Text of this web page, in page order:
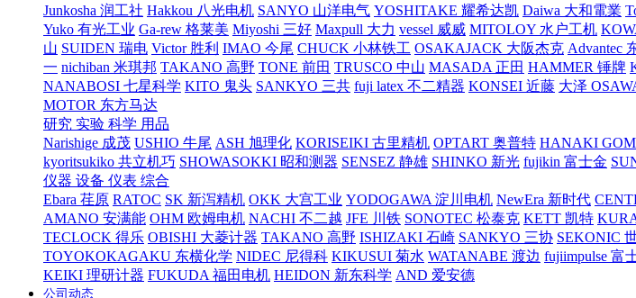
Junkosha 润工社 Hakkou 八光电机 SANYO 山洋电气 YOSHITAKE 耀希达凯 Daiwa 大和電業
Yuko 有光工业 Ga-rew 格莱美 Miyoshi 三好 Maxpull 大力 vessel 威威 MITOLOY 水户工机
山 SUIDEN 瑞电 Victor 胜利 IMAO 今尾 CHUCK 小林铁工 OSAKAJACK 大阪杰克 Advantec
一 nichiban 米琪邦 TAKANO 高野 TONE 前田 TRUSCO 中山 MASADA 正田 HAMMER 锤牌
NANABOSI 七星科学 KITO 鬼头 SANKYO 三共 fuji latex 不二精器 KONSEI 近藤 大泽
MOTOR 东方马达
研究 实验 科学 用品
Narishige 成茂 USHIO 牛尾 ASH 旭理化 KORISEIKI 古里精机 OPTART 奥普特 HANAKI
kyoritsukiko 共立机巧 SHOWASOKKI 昭和测器 SENSEZ 静雄 SHINKO 新光 fujikin 富士金
仪器 设备 仪表 综合
Ebara 荏原 RATOC SK 新泻精机 OKK 大宫工业 YODOGAWA 淀川电机 NewEra 新时代
AMANO 安满能 OHM 欧姆电机 NACHI 不二越 JFE 川铁 SONOTEC 松泰克 KETT 凯特
TECLOCK 得乐 OBISHI 大菱计器 TAKANO 高野 ISHIZAKI 石崎 SANKYO 三协 SEKONIC
TOYOKOKAGAKU 东横化学 NIDEC 尼得科 KIKUSUI 菊水 WATANABE 渡边 fujiimpulse 富
KEIKI 理研计器 FUKUDA 福田电机 HEIDON 新东科学 AND 爱安德
公司动态